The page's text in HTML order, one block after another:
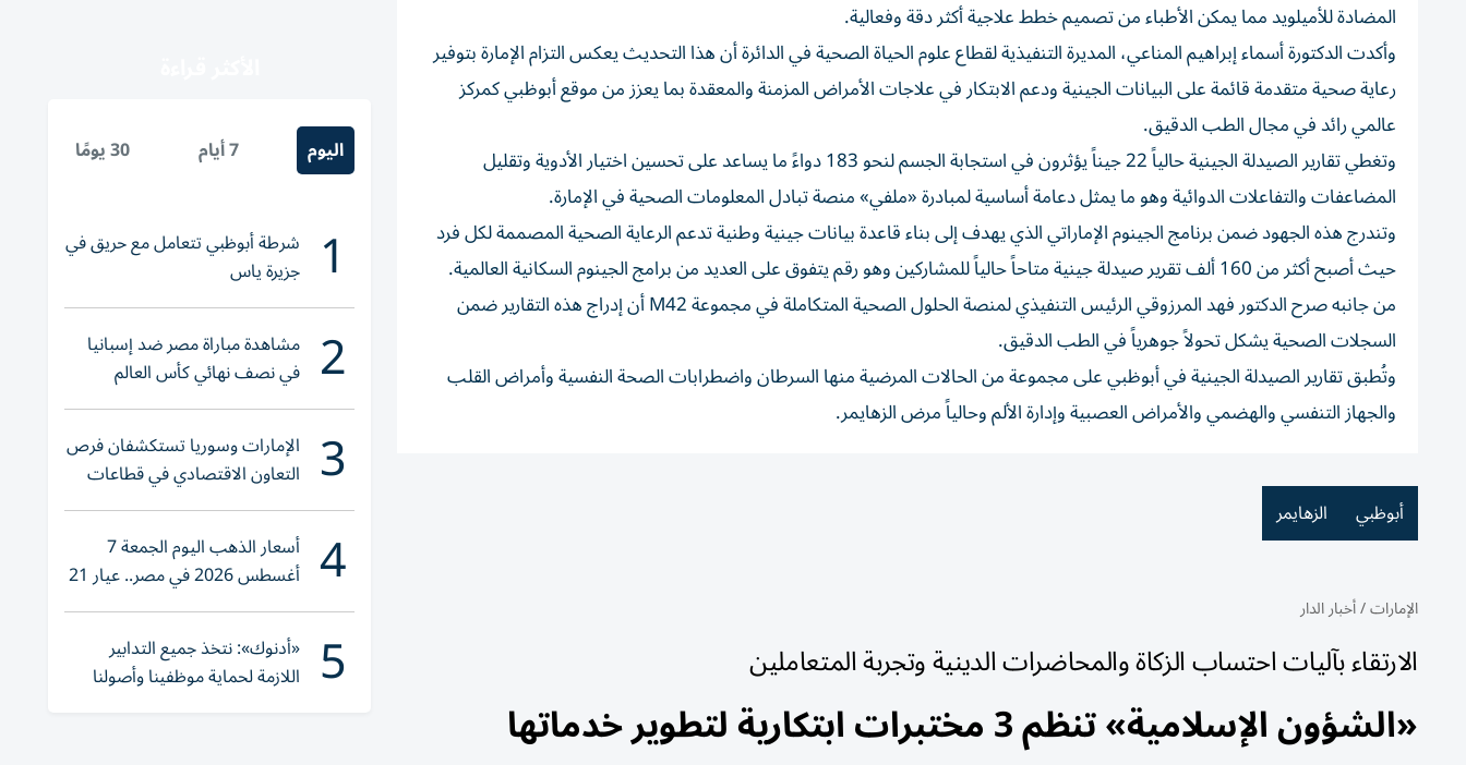
المضادة للأميلويد مما يمكن الأطباء من تصميم خطط علاجية أكثر دقة وفعالية.
وأكدت الدكتورة أسماء إبراهيم المناعي، المديرة التنفيذية لقطاع علوم الحياة الصحية في الدائرة أن هذا التحديث يعكس التزام الإمارة بتوفير
رعاية صحية متقدمة قائمة على البيانات الجينية ودعم الابتكار في علاجات الأمراض المزمنة والمعقدة بما يعزز من موقع أبوظبي كمركز
عالمي رائد في مجال الطب الدقيق.
وتغطي تقارير الصيدلة الجينية حالياً 22 جيناً يؤثرون في استجابة الجسم لنحو 183 دواءً ما يساعد على تحسين اختيار الأدوية وتقليل
المضاعفات والتفاعلات الدوائية وهو ما يمثل دعامة أساسية لمبادرة «ملفي» منصة تبادل المعلومات الصحية في الإمارة.
وتندرج هذه الجهود ضمن برنامج الجينوم الإماراتي الذي يهدف إلى بناء قاعدة بيانات جينية وطنية تدعم الرعاية الصحية المصممة لكل فرد
حيث أصبح أكثر من 160 ألف تقرير صيدلة جينية متاحاً حالياً للمشاركين وهو رقم يتفوق على العديد من برامج الجينوم السكانية العالمية.
من جانبه صرح الدكتور فهد المرزوقي الرئيس التنفيذي لمنصة الحلول الصحية المتكاملة في مجموعة M42 أن إدراج هذه التقارير ضمن
السجلات الصحية يشكل تحولاً جوهرياً في الطب الدقيق.
وتُطبق تقارير الصيدلة الجينية في أبوظبي على مجموعة من الحالات المرضية منها السرطان واضطرابات الصحة النفسية وأمراض القلب
والجهاز التنفسي والهضمي والأمراض العصبية وإدارة الألم وحالياً مرض الزهايمر.
أبوظبي الزهايمر
الإمارات/أخبار الدار
الارتقاء بآليات احتساب الزكاة والمحاضرات الدينية وتجربة المتعاملين
«الشؤون الإسلامية» تنظم 3 مختبرات ابتكارية لتطوير خدماتها
اليوم 7 أيام 30 يومًا
1 شرطة أبوظبي تتعامل مع حريق في
جزيرة ياس
2 مشاهدة مباراة مصر ضد إسبانيا
في نصف نهائي كأس العالم
لناشئات اليد 2026
3 الإمارات وسوريا تستكشفان فرص
التعاون الاقتصادي في قطاعات
حيوية
4 أسعار الذهب اليوم الجمعة 7
أغسطس 2026 في مصر.. عيار 21
يقترب من هذا الرقم
5 «أدنوك»: نتخذ جميع التدابير
اللازمة لحماية موظفينا وأصولنا